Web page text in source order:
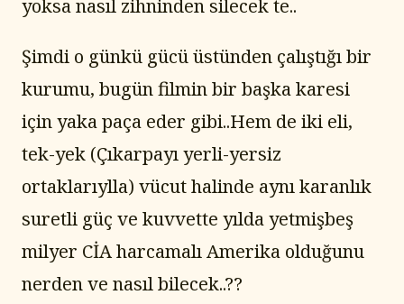
yoksa nasıl zihninden silecek te..
Şimdi o günkü gücü üstünden çalıştığı bir
kurumu, bugün filmin bir başka karesi
için yaka paça eder gibi..Hem de iki eli,
tek-yek (Çıkarpayı yerli-yersiz
ortaklarıylla) vücut halinde aynı karanlık
suretli güç ve kuvvette yılda yetmişbeş
milyer CİA harcamalı Amerika olduğunu
nerden ve nasıl bilecek..??